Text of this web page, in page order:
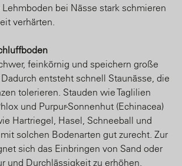
bei Nässe stark schmieren
verhärten.
feinkörnig und speichern große
entsteht schnell Staunässe, die
tolerieren. Stauden wie Taglilien
und Purpur-Sonnenhut (Echinacea)
Hartriegel, Hasel, Schneeball und
solchen Bodenarten gut zurecht. Zur
sich das Einbringen von Sand oder
und Durchlässigkeit zu erhöhen.